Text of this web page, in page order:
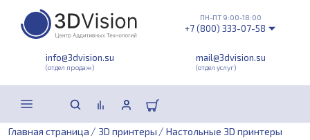
info@3dvision.su
(отдел продаж)
mail@3dvision.su
(отдел услуг)
ПН-ПТ 9:00-18:00
+7 (800) 333-07-58
Главная страница / 3D принтеры / Настольные 3D принтеры